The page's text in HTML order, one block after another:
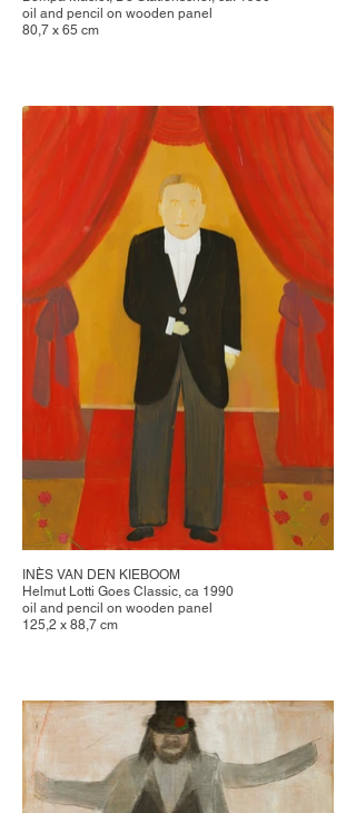
oil and pencil on wooden panel
80,7 x 65 cm
INÈS VAN DEN KIEBOOM
Helmut Lotti Goes Classic, ca 1990
oil and pencil on wooden panel
125,2 x 88,7 cm